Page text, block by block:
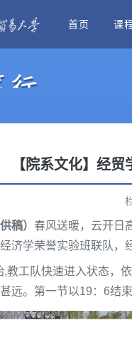
首页 课
【院系文化】经
稿） 春风送暖，云开日
济学荣誉实验班联队
,教工队快速进入状态，
远。第一节以19：6结束